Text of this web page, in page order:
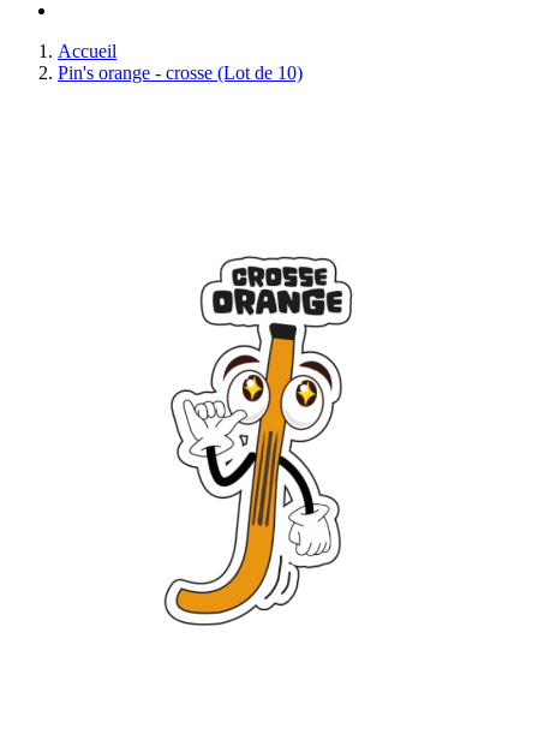
Accueil
Pin's orange - crosse (Lot de 10)